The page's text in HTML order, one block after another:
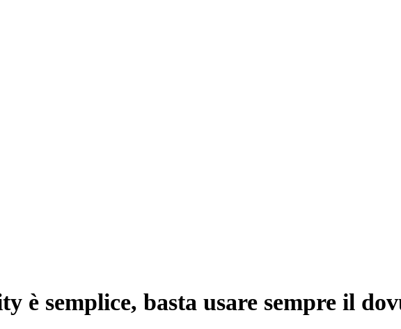
è semplice, basta usare sempre il